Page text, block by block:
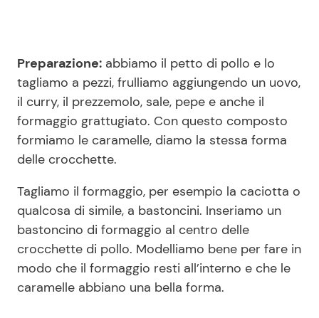
Preparazione: abbiamo il petto di pollo e lo
tagliamo a pezzi, frulliamo aggiungendo un uovo,
il curry, il prezzemolo, sale, pepe e anche il
formaggio grattugiato. Con questo composto
formiamo le caramelle, diamo la stessa forma
delle crocchette.
Tagliamo il formaggio, per esempio la caciotta o
qualcosa di simile, a bastoncini. Inseriamo un
bastoncino di formaggio al centro delle
crocchette di pollo. Modelliamo bene per fare in
modo che il formaggio resti all’interno e che le
caramelle abbiano una bella forma.